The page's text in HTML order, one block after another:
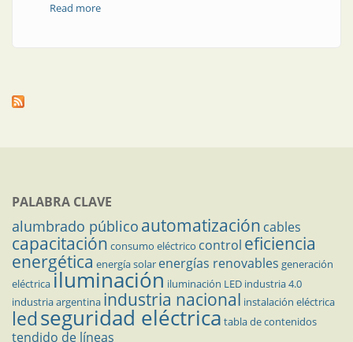
Read moreabout Sobre patentes, marcas y registros
PALABRA CLAVE
alumbrado público automatización cables
capacitación consumo eléctrico control eficiencia
energética energía solar energías renovables generación
eléctricailuminación iluminación LED industria 4.0
industria argentina industria nacional instalación eléctrica
ledseguridad eléctrica tabla de contenidos
tendido de líneas